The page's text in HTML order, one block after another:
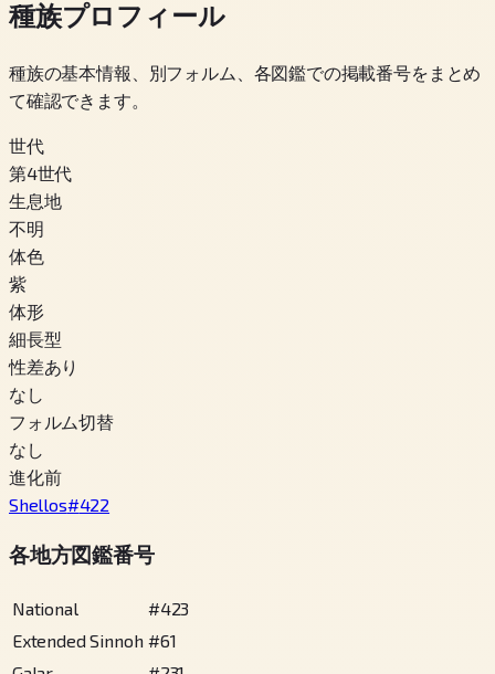
種族プロフィール
種族の基本情報、別フォルム、各図鑑での掲載番号をまとめ
て確認できます。
世代
第4世代
生息地
不明
体色
紫
体形
細長型
性差あり
なし
フォルム切替
なし
進化前
Shellos#422
各地方図鑑番号
National #423
Extended Sinnoh #61